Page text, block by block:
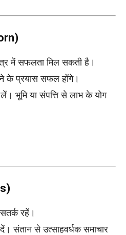
में सफलता मिल सकती है।
के प्रयास सफल होंगे।
भूमि या संपत्ति से लाभ के योग
रहें।
संतान से उत्साहवर्धक समाचार